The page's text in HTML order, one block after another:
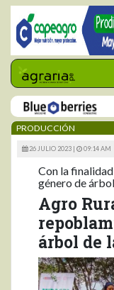
PRODUCCIÓN
26 JULIO 2023 | 09:14 AM
Con la
género de
Agro
árbol de